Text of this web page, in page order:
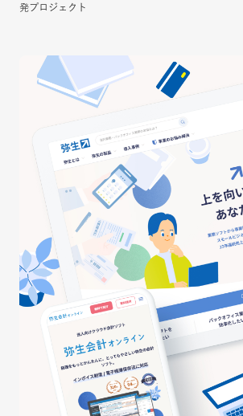
発プロジェクト
発プロジェクト